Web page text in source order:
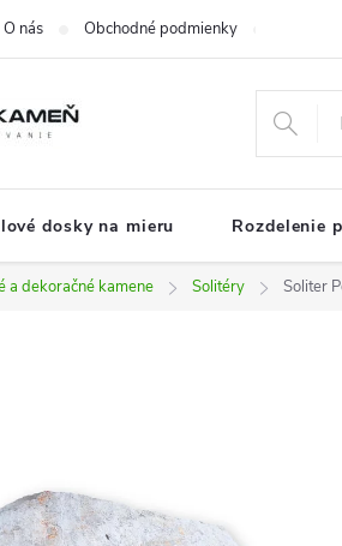
O nás Obchodné podmienky Prečo
dosky na mieru Rozdelenie
a dekoračné kamene Solitéry Soliter